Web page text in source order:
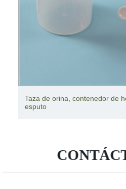
Taza de orina, contenedor de
esputo